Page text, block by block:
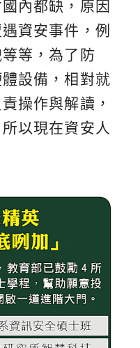
內都缺，原因
資安事件，例
等，為了防
設備，相對就
操作與解讀，
以現在資安人